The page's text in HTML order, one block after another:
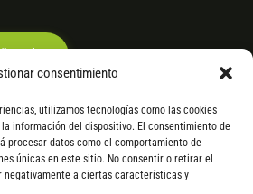
consentimiento
utilizamos tecnologías como las cookies
información del dispositivo. El consentimiento de
procesar datos como el comportamiento de
únicas en este sitio. No consentir o retirar el
negativamente a ciertas características y
Política de cookies
Transferencia Cofidis